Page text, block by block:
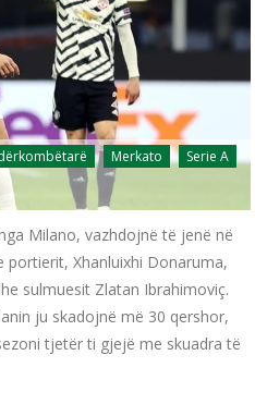
Merkato Serie A
Milano, vazhdojnë të jenë në
Xhanluixhi Donaruma,
sulmuesit Zlatan Ibrahimoviç.
ju skadojnë më 30 qershor,
tjetër ti gjejë me skuadra të